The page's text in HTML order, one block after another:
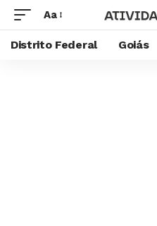
Aa
Distrito Federal Goiás